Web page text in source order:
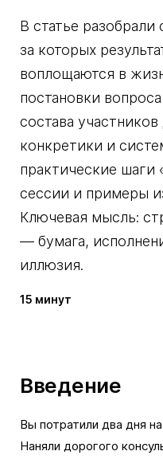
В статье
за которых
воплощаются в
постановки
состава
конкретики и
практические
сессии и примеры
Ключевая мысль:
— бумага,
иллюзия.
15 минут
‍Введение
Вы потратили два дня на
Наняли дорогого